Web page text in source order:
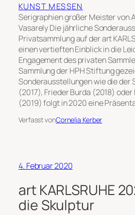
KUNST MESSEN
Serigraphien großer Meister von
Vasarely Die jährliche
Privatsammlung auf der art
einen vertieften Einblick in die
Engagement des privaten
Sammlung der HPH Stiftung
Sonderausstellungen wie die der
(2017), Frieder Burda (2018)
(2019) folgt in 2020 eine
Verfasst vonCornelia Kerber
4. Februar 2020
art KARLSRUHE
die Skulptur